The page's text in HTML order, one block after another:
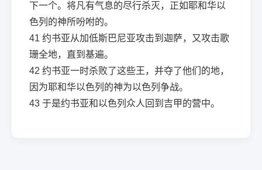
下一个。将凡有气息的尽行杀灭，正如耶和华以
色列的神所吩咐的。
41 约书亚从加低斯巴尼亚攻击到迦萨，又攻击歌
珊全地，直到基遍。
42 约书亚一时杀败了这些王，并夺了他们的地，
因为耶和华以色列的神为以色列争战。
43 于是约书亚和以色列众人回到吉甲的营中。